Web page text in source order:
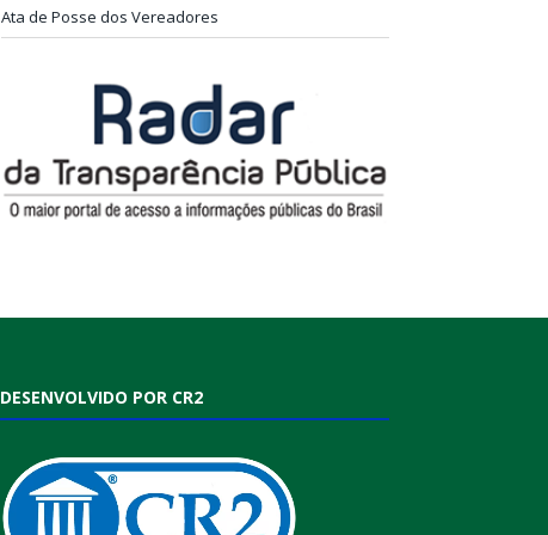
Ata de Posse dos Vereadores
DESENVOLVIDO POR CR2